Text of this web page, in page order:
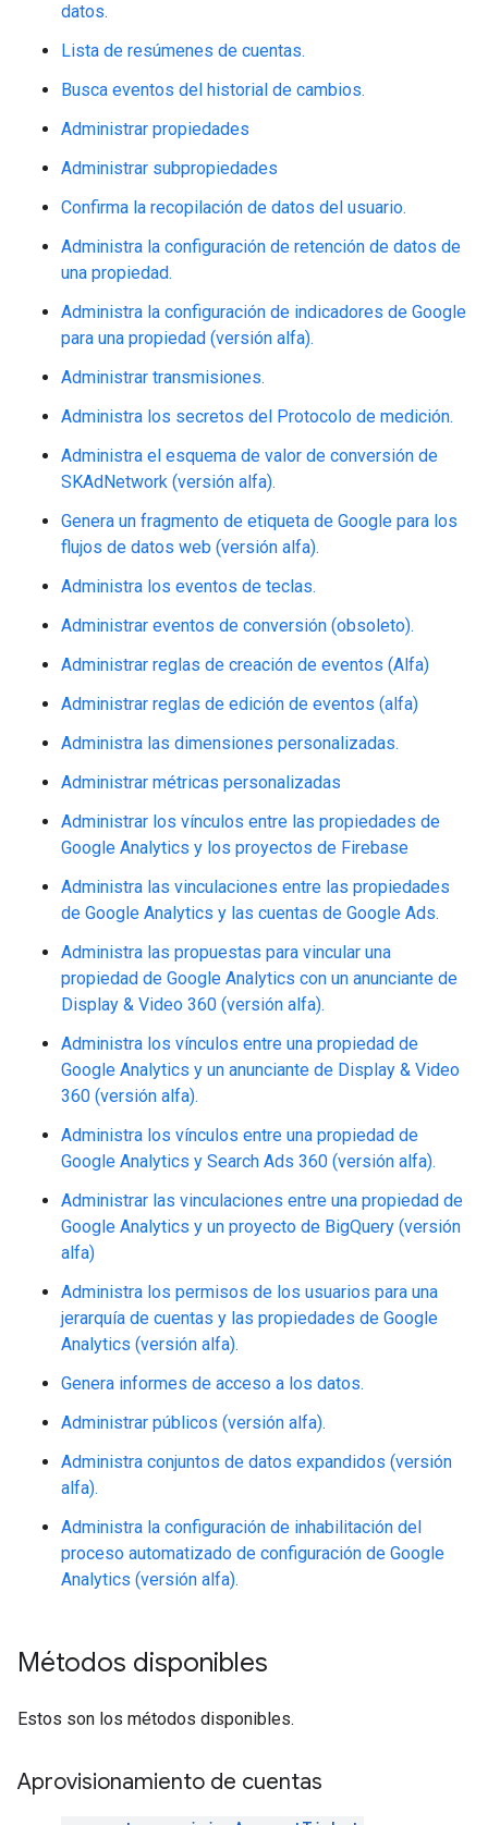
datos.
Lista de resúmenes de cuentas.
Busca eventos del historial de cambios.
Administrar propiedades
Administrar subpropiedades
Confirma la recopilación de datos del usuario.
Administra la configuración de retención de datos de
una propiedad.
Administra la configuración de indicadores de Google
para una propiedad (versión alfa).
Administrar transmisiones.
Administra los secretos del Protocolo de medición.
Administra el esquema de valor de conversión de
SKAdNetwork (versión alfa).
Genera un fragmento de etiqueta de Google para los
flujos de datos web (versión alfa).
Administra los eventos de teclas.
Administrar eventos de conversión (obsoleto).
Administrar reglas de creación de eventos (Alfa)
Administrar reglas de edición de eventos (alfa)
Administra las dimensiones personalizadas.
Administrar métricas personalizadas
Administrar los vínculos entre las propiedades de
Google Analytics y los proyectos de Firebase
Administra las vinculaciones entre las propiedades
de Google Analytics y las cuentas de Google Ads.
Administra las propuestas para vincular una
propiedad de Google Analytics con un anunciante de
Display & Video 360 (versión alfa).
Administra los vínculos entre una propiedad de
Google Analytics y un anunciante de Display & Video
360 (versión alfa).
Administra los vínculos entre una propiedad de
Google Analytics y Search Ads 360 (versión alfa).
Administrar las vinculaciones entre una propiedad de
Google Analytics y un proyecto de BigQuery (versión
alfa)
Administra los permisos de los usuarios para una
jerarquía de cuentas y las propiedades de Google
Analytics (versión alfa).
Genera informes de acceso a los datos.
Administrar públicos (versión alfa).
Administra conjuntos de datos expandidos (versión
alfa).
Administra la configuración de inhabilitación del
proceso automatizado de configuración de Google
Analytics (versión alfa).
Métodos disponibles
Estos son los métodos disponibles.
Aprovisionamiento de cuentas